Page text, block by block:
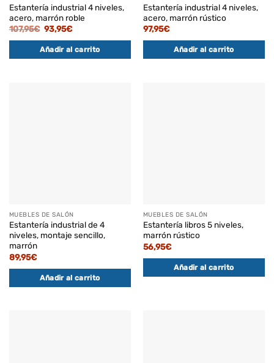
Estantería industrial 4 niveles,
acero, marrón roble
107,95€ El
original
era:
107,95€.
93,95€El
actual
es:
93,95€.
Añadir al carrito
Estantería industrial 4 niveles,
acero, marrón rústico
97,95€
Añadir al carrito
MUEBLES DE SALÓN
Estantería industrial de 4
niveles, montaje sencillo,
marrón
89,95€
Añadir al carrito
MUEBLES DE SALÓN
Estantería libros 5 niveles,
marrón rústico
56,95€
Añadir al carrito